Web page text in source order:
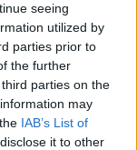
seeing
utilized by
parties prior to
the further
parties on the
may
IAB’s List of
it to other